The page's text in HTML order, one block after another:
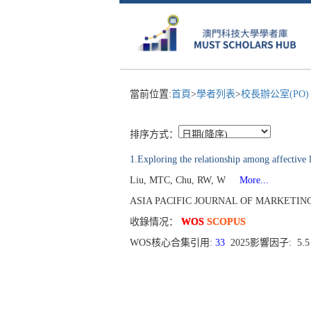
當前位置:首頁>學者列表>校長辦公室(PO)
排序方式：
1.Exploring the relationship among affective
Liu, MTC, Chu, RW, W
More...
ASIA PACIFIC JOURNAL OF
收錄情况： WOS SCOPUS
WOS核心合集引用: 33 2025影響因子: 5.5